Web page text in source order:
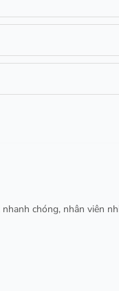
chóng, nhân viên